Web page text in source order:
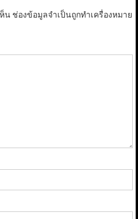
น ช่องข้อมูลจำเป็นถูกทำเครื่องหมาย